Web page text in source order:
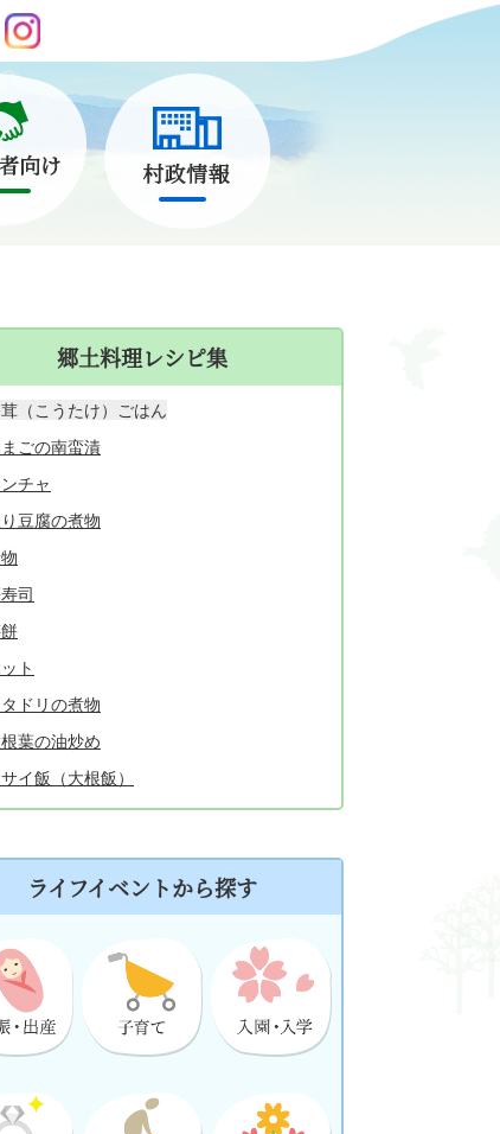
郷土料理レシピ集
（こうたけ）ごはん
ごの南蛮漬
チャ
豆腐の煮物
司
ト
ドリの煮物
葉の油炒め
イ飯（大根飯）
ライフイベントから探す